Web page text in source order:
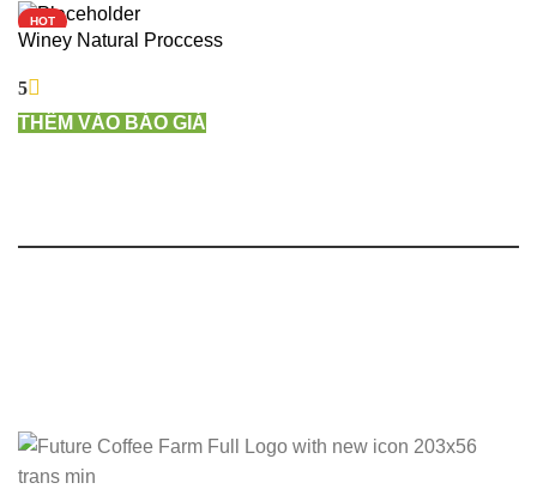
HOT
Winey Natural Proccess
5
THÊM VÀO BÁO GIÁ